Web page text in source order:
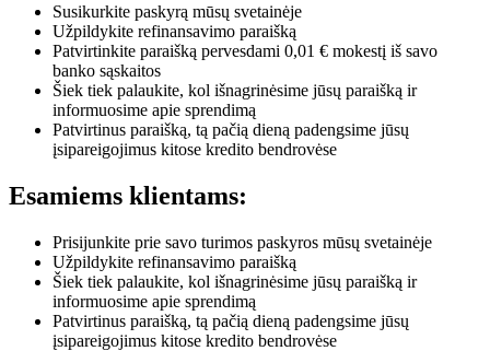
Susikurkite paskyrą mūsų svetainėje
Užpildykite refinansavimo paraišką
Patvirtinkite paraišką pervesdami 0,01 € mokestį iš savo
banko sąskaitos
Šiek tiek palaukite, kol išnagrinėsime jūsų paraišką ir
informuosime apie sprendimą
Patvirtinus paraišką, tą pačią dieną padengsime jūsų
įsipareigojimus kitose kredito bendrovėse
Esamiems klientams:
Prisijunkite prie savo turimos paskyros mūsų svetainėje
Užpildykite refinansavimo paraišką
Šiek tiek palaukite, kol išnagrinėsime jūsų paraišką ir
informuosime apie sprendimą
Patvirtinus paraišką, tą pačią dieną padengsime jūsų
įsipareigojimus kitose kredito bendrovėse